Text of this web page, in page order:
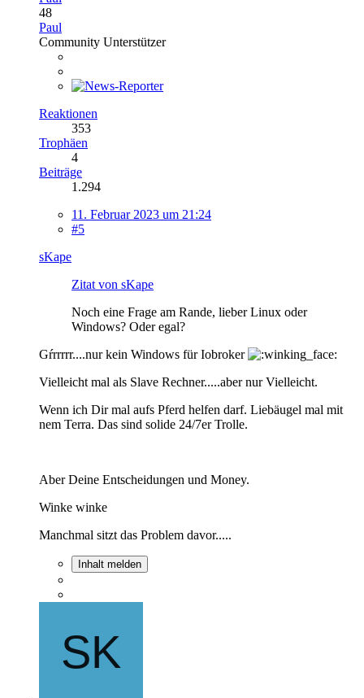
48
Paul
Community Unterstützer
Reaktionen
353
Trophäen
4
Beiträge
1.294
11. Februar 2023 um 21:24
#5
sKape
Zitat von sKape
Noch eine Frage am Rande, lieber Linux oder
Windows? Oder egal?
Gŕrrrrr....nur kein Windows für Iobroker
Vielleicht mal als Slave Rechner.....aber nur Vielleicht.
Wenn ich Dir mal aufs Pferd helfen darf. Liebäugel mal mit
nem Terra. Das sind solide 24/7er Trolle.
Aber Deine Entscheidungen und Money.
Winke winke
Manchmal sitzt das Problem davor.....
Inhalt melden